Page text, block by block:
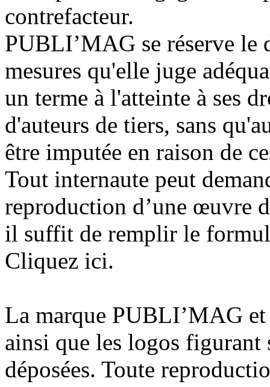
contrefacteur.
PUBLI’MAG se réserve le
mesures qu'elle juge
un terme à l'atteinte à ses
d'auteurs de tiers, sans
être imputée en raison de
Tout internaute peut
reproduction d’une œuvre
il suffit de remplir le
Cliquez ici.
La marque PUBLI’MAG
ainsi que les logos figurant
déposées. Toute